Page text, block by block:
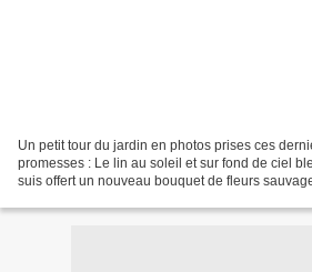
Un petit tour du jardin en photos prises ces
promesses : Le lin au soleil et sur fond de ciel
suis offert un nouveau bouquet de fleurs